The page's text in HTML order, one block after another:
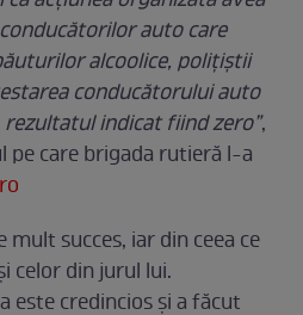
auto care
alcoolice, polițiștii
conducătorului auto
indicat fiind zero”,
pe care brigada rutieră l-a
mult succes, iar din ceea ce
celor din jurul lui.
este credincios și a făcut